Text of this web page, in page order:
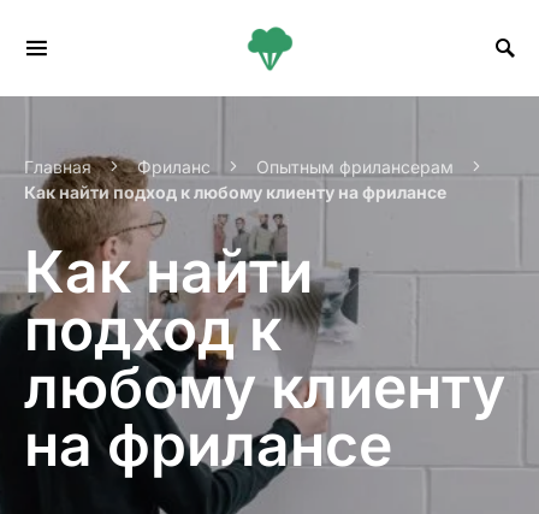
Главная Фриланс
Опытным фрилансерам
Как найти подход к любому клиенту на фрилансе
Как найти
подход к
любому клиенту
на фрилансе